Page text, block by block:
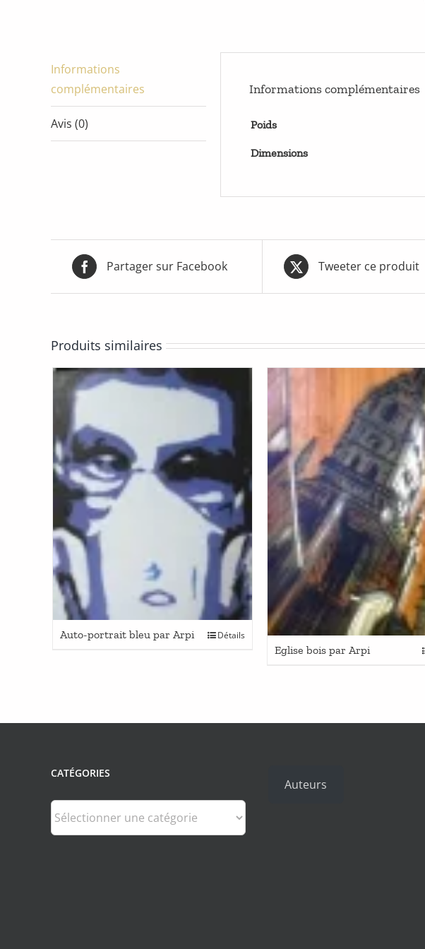
Informations
complémentaires
Avis (0)
Informations complémentaires
Poids
Dimensions
Partager sur Facebook Tweeter ce produit
Produits similaires
Auto-portrait bleu par Arpi Détails
Eglise bois par Arpi
CATÉGORIES
Catégories
Auteurs